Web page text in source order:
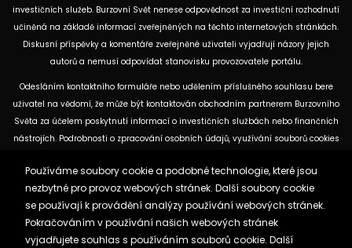
investičních služeb. Burzovní Svět nenese odpovědnost za investiční rozhodnutí
učiněná na základě informací zveřejněných na těchto internetových stránkách.
Diskusní příspěvky a komentáře zveřejněné uživateli vyjadřují názory jejich
autorů a nemusí odpovídat stanovisku provozovatele portálu.
Odesláním kontaktního formuláře nebo udělením příslušného souhlasu bere
uživatel na vědomí, že může být kontaktován obchodním partnerem Burzovního
Světa za účelem poskytnutí informací o investičních službách nebo finančních
nástrojích. Podrobnosti o zpracování osobních údajů, využívání souborů cookies
dostupných na těchto internetových stránkách. U jednotlivých článků mohou
být uvedeny informace o použitých zdrojích, datu původní analýzy nebo datu,
ke kterému se vztahují uvedené tržní údaje.
Používáme soubory cookie a podobné technologie, které jsou
nezbytné pro provoz webových stránek. Další soubory cookie
se používají k provádění analýzy používání webových stránek.
Pokračováním v používání našich webových stránek
vyjadřujete souhlas s používáním souborů cookie. Další